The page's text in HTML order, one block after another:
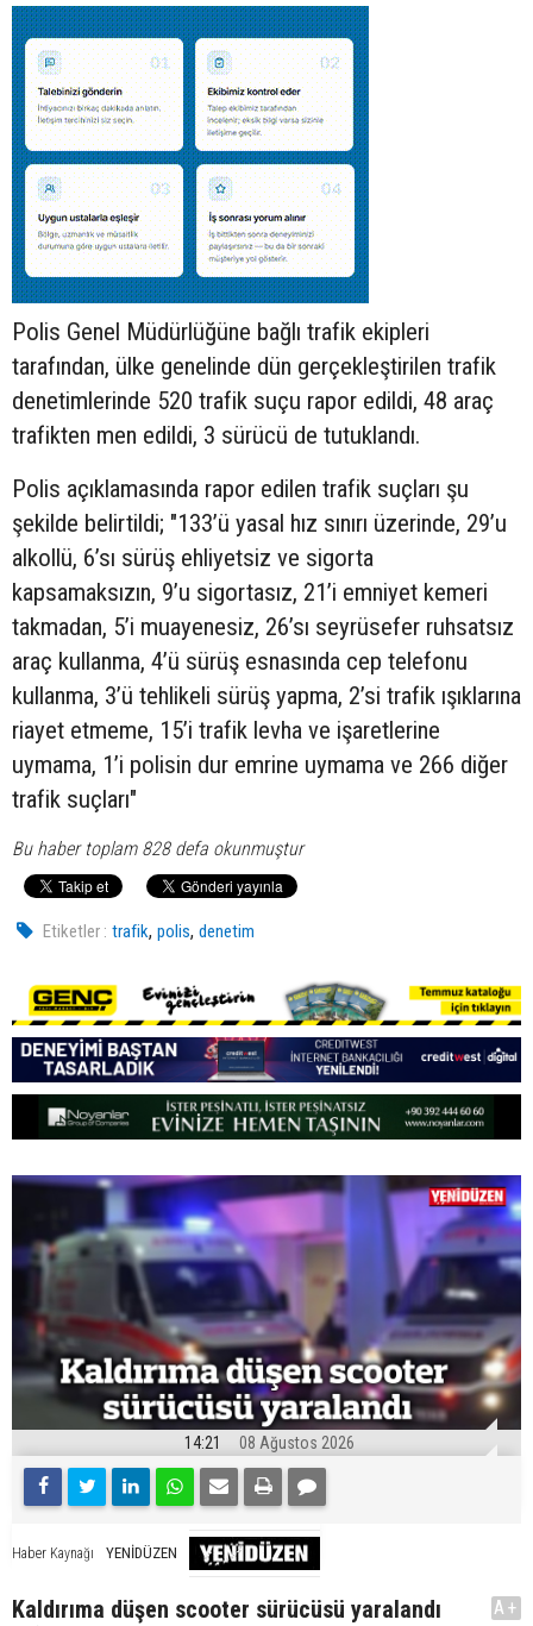
Polis Genel Müdürlüğüne bağlı trafik ekipleri
tarafından, ülke genelinde dün gerçekleştirilen trafik
denetimlerinde 520 trafik suçu rapor edildi, 48 araç
trafikten men edildi, 3 sürücü de tutuklandı.
Polis açıklamasında rapor edilen trafik suçları şu
şekilde belirtildi; "133’ü yasal hız sınırı üzerinde, 29’u
alkollü, 6’sı sürüş ehliyetsiz ve sigorta
kapsamaksızın, 9’u sigortasız, 21’i emniyet kemeri
takmadan, 5’i muayenesiz, 26’sı seyrüsefer ruhsatsız
araç kullanma, 4’ü sürüş esnasında cep telefonu
kullanma, 3’ü tehlikeli sürüş yapma, 2’si trafik ışıklarına
riayet etmeme, 15’i trafik levha ve işaretlerine
uymama, 1’i polisin dur emrine uymama ve 266 diğer
trafik suçları"
Bu haber toplam 828 defa okunmuştur
Etiketler : trafik,polis,denetim
14:21 08 Ağustos 2026
Haber Kaynağı YENİDÜZEN
Kaldırıma düşen scooter sürücüsü yaralandı A+